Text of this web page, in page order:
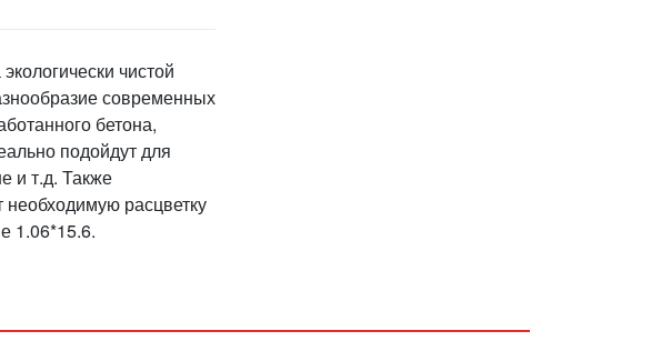
чистой
современных
бетона,
подойдут для
и т.д. Также
расцветку
1.06*15.6.